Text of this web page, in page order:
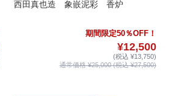
西田真也造 象嵌泥彩 香炉
期間限定50％OFF！
¥12,500
(税込 ¥13,750)
通常価格 ¥25,000 (税込 ¥27,500)